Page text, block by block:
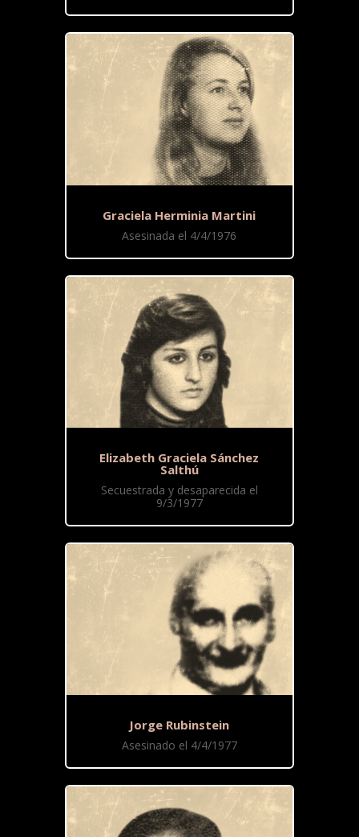
Graciela Herminia Martini
Asesinada el 4/4/1976
Elizabeth Graciela Sánchez
Salthú
Secuestrada y desaparecida el
9/3/1977
Jorge Rubinstein
Asesinado el 4/4/1977